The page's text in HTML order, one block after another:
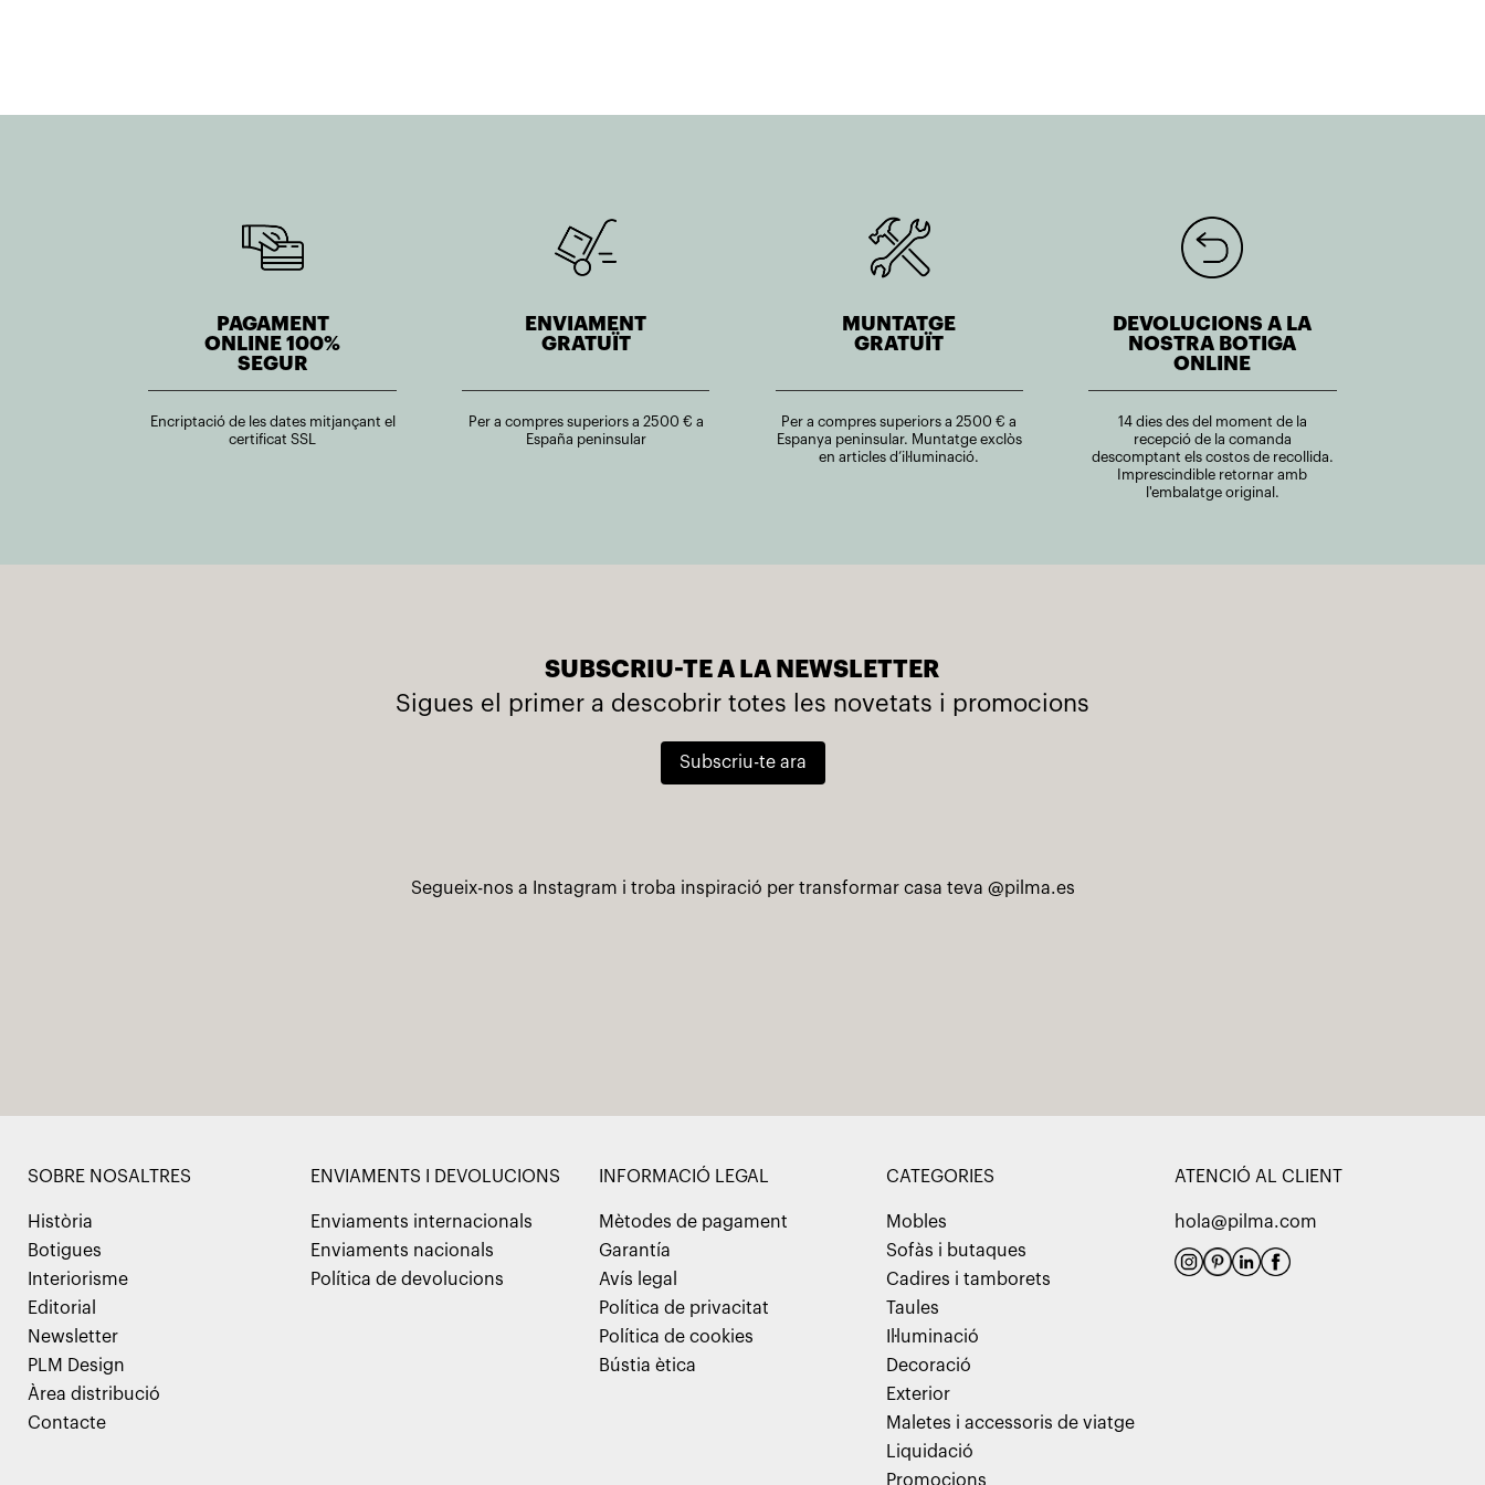
PAGAMENT
ONLINE 100%
SEGUR
Encriptació de les dates mitjançant el
certificat SSL
ENVIAMENT
GRATUÏT
Per a compres superiors a 2500 € a
España peninsular
MUNTATGE
GRATUÏT
Per a compres superiors a 2500 € a
Espanya peninsular. Muntatge exclòs
en articles d’il·luminació.
DEVOLUCIONS A LA
NOSTRA BOTIGA
ONLINE
14 dies des del moment de la
recepció de la comanda
descomptant els costos de recollida.
Imprescindible retornar amb
l'embalatge original.
SUBSCRIU-TE A LA NEWSLETTER
Sigues el primer a descobrir totes les novetats i promocions
Subscriu-te ara
Segueix-nos a Instagram i troba inspiració per transformar casa teva @pilma.es
SOBRE NOSALTRES
Història
Botigues
Interiorisme
Editorial
Newsletter
PLM Design
Àrea distribució
Contacte
ENVIAMENTS I DEVOLUCIONS
Enviaments internacionals
Enviaments nacionals
Política de devolucions
INFORMACIÓ LEGAL
Mètodes de pagament
Garantía
Avís legal
Política de privacitat
Política de cookies
Bústia ètica
CATEGORIES
Mobles
Sofàs i butaques
Cadires i tamborets
Taules
Il·luminació
Decoració
Exterior
Maletes i accessoris de viatge
Liquidació
Promocions
ATENCIÓ AL CLIENT
hola@pilma.com